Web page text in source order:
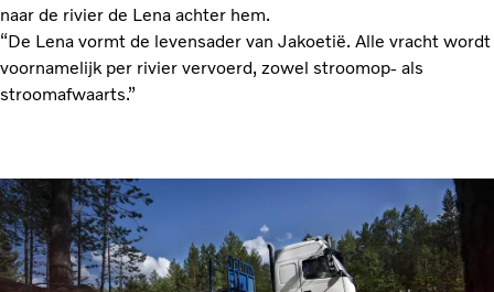
naar de rivier de Lena achter hem.
“De Lena vormt de levensader van Jakoetië. Alle vracht wordt
voornamelijk per rivier vervoerd, zowel stroomop- als
stroomafwaarts.”